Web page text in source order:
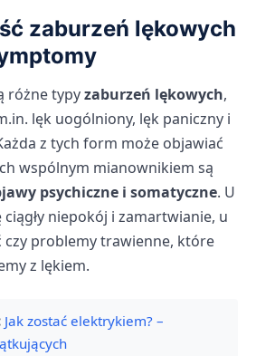
zaburzeń lękowych
różne typyzaburzeń lękowych,
lęk uogólniony, lęk paniczny i
z tych form może objawiać
wspólnym mianownikiem są
psychiczne i somatyczne. U
niepokój i zamartwianie, u
czy problemy trawienne, które
z lękiem.
Jak zostać elektrykiem? –